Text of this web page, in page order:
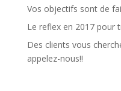
Vos objectifs sont de
Le reflex en 2017 pour
Des clients vous
appelez-nous!!